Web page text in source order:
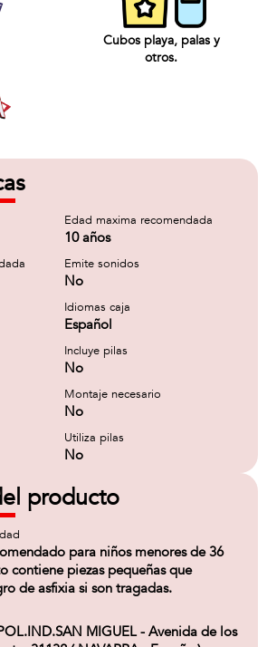
Cubos playa, palas y
otros.
Edad maxima recomendada
10 años
Emite sonidos
No
Idiomas caja
Español
Incluye pilas
No
Montaje necesario
No
Utiliza pilas
No
producto
para niños menores de 36
contiene piezas pequeñas que
de asfixia si son tragadas.
MIGUEL - Avenida de los